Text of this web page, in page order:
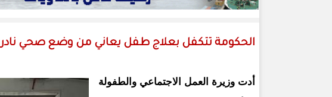
الحكومة تتكفل بعلاج طفل يعاني من وضع صحي نادر
أدت وزيرة العمل الاجتماعي والطفولة